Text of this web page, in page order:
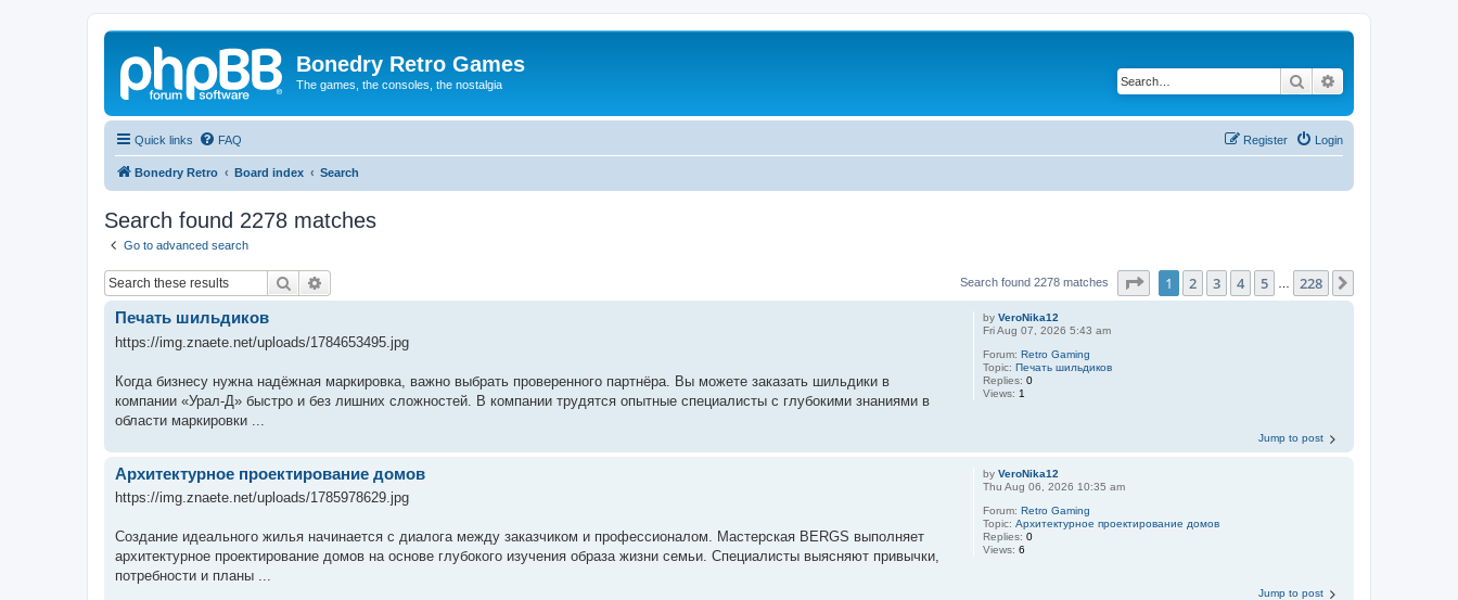
Bonedry Retro Games
The games, the consoles, the nostalgia Search
Quick links FAQ Login
Register
Bonedry Retro Board index Search
Search found 2278 matches
Go to advanced search
Search Search found 2278 matches Page of 228
1 2 3 4 5 228
byVeroNika12
Fri Aug 07, 2026 5:43 am
Forum:Retro Gaming
Topic:Печать шильдиков
Replies:0
Views: 1
Печать шильдиков
https://img.znaete.net/uploads/1784653495.jpg
Когда бизнесу нужна надёжная маркировка, важно выбрать проверенного партнёра. Вы можете заказать шильдики в
компании «Урал-Д» быстро и без лишних сложностей. В компании трудятся опытные специалисты с глубокими знаниями в
области маркировки ...
Jump to post
byVeroNika12
Thu Aug 06, 2026 10:35 am
Forum:Retro Gaming
Topic:Aрхитектурное проектирование домов
Replies:0
Views:6
Aрхитектурное проектирование домов
https://img.znaete.net/uploads/1785978629.jpg
Создание идеального жилья начинается с диалога между заказчиком и профессионалом. Мастерская BERGS выполняет
архитектурное проектирование домов на основе глубокого изучения образа жизни семьи. Специалисты выясняют привычки,
потребности и планы ...
Jump to post